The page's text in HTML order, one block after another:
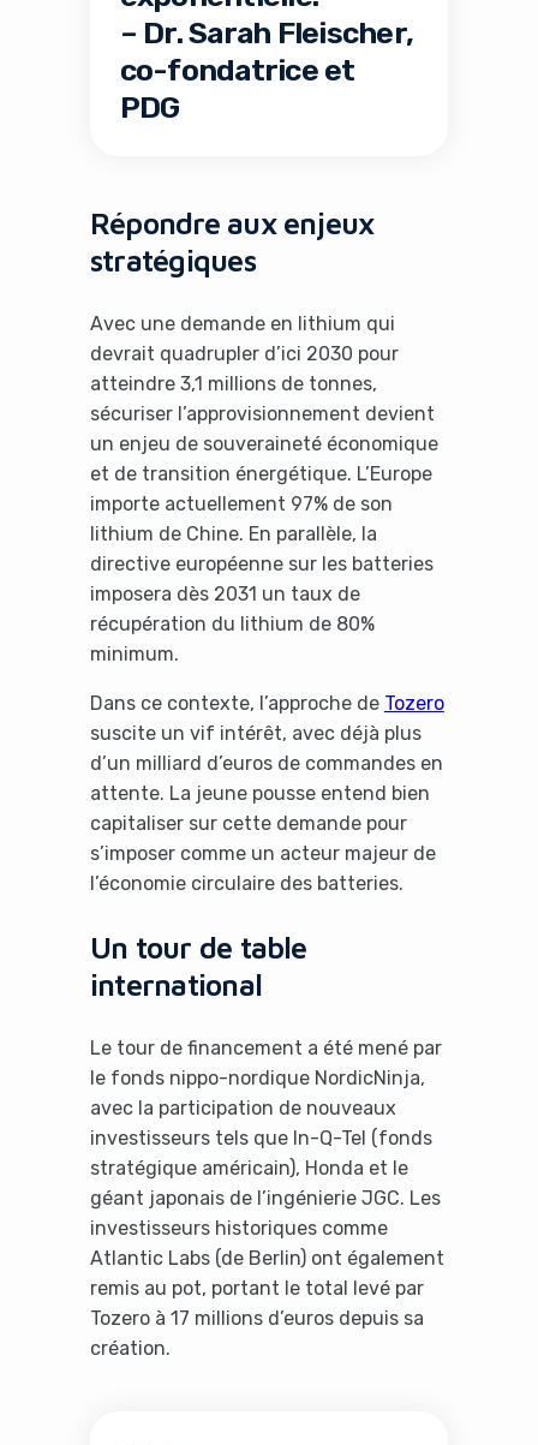
– Dr. Sarah Fleischer,
co-fondatrice et
PDG
Répondre aux enjeux
stratégiques
Avec une demande en lithium qui
devrait quadrupler d’ici 2030 pour
atteindre 3,1 millions de tonnes,
sécuriser l’approvisionnement devient
un enjeu de souveraineté économique
et de transition énergétique. L’Europe
importe actuellement 97% de son
lithium de Chine. En parallèle, la
directive européenne sur les batteries
imposera dès 2031 un taux de
récupération du lithium de 80%
minimum.
Dans ce contexte, l’approche de Tozero
suscite un vif intérêt, avec déjà plus
d’un milliard d’euros de commandes en
attente. La jeune pousse entend bien
capitaliser sur cette demande pour
s’imposer comme un acteur majeur de
l’économie circulaire des batteries.
Un tour de table
international
Le tour de financement a été mené par
le fonds nippo-nordique NordicNinja,
avec la participation de nouveaux
investisseurs tels que In-Q-Tel (fonds
stratégique américain), Honda et le
géant japonais de l’ingénierie JGC. Les
investisseurs historiques comme
Atlantic Labs (de Berlin) ont également
remis au pot, portant le total levé par
Tozero à 17 millions d’euros depuis sa
création.